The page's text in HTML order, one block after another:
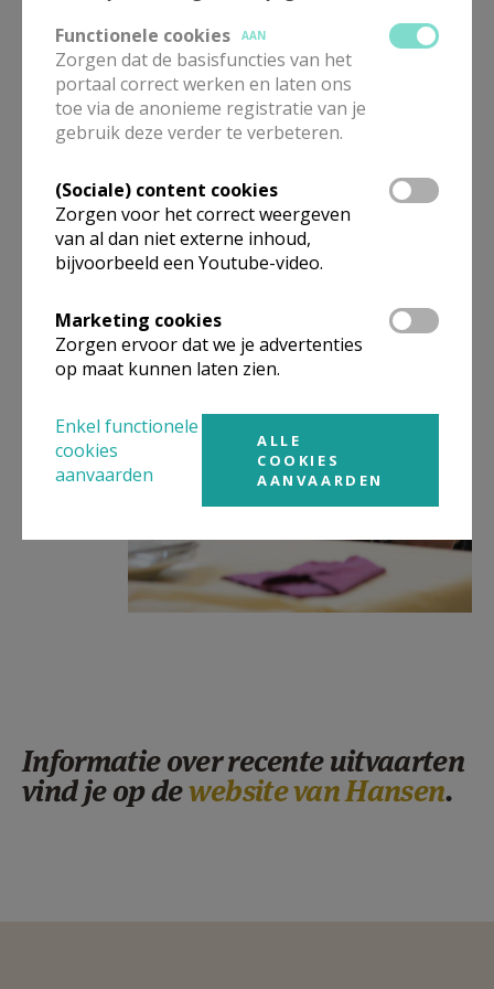
op dinsdag 9 december om 10:30. Maniel
Loots werd 103.
PE Halen - Maniel
Loots.jpg
Informatie over recente uitvaarten
vind je op dewebsite van Hansen.
Functionele cookies
AAN
Zorgen dat de basisfuncties van het
portaal correct werken en laten ons
toe via de anonieme registratie van je
gebruik deze verder te verbeteren.
(Sociale) content cookies
Zorgen voor het correct weergeven
van al dan niet externe inhoud,
bijvoorbeeld een Youtube-video.
Marketing cookies
Zorgen ervoor dat we je advertenties
op maat kunnen laten zien.
Enkel functionele
cookies
aanvaarden
ALLE
COOKIES
AANVAARDEN